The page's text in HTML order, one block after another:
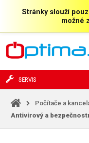
Stránky slouží
možné
SERVIS
Počítače a
Antivirový a